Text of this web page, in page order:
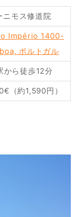
ニモス修道院
Império 1400-
ポルトガル
から徒歩12分
（約1,590円）